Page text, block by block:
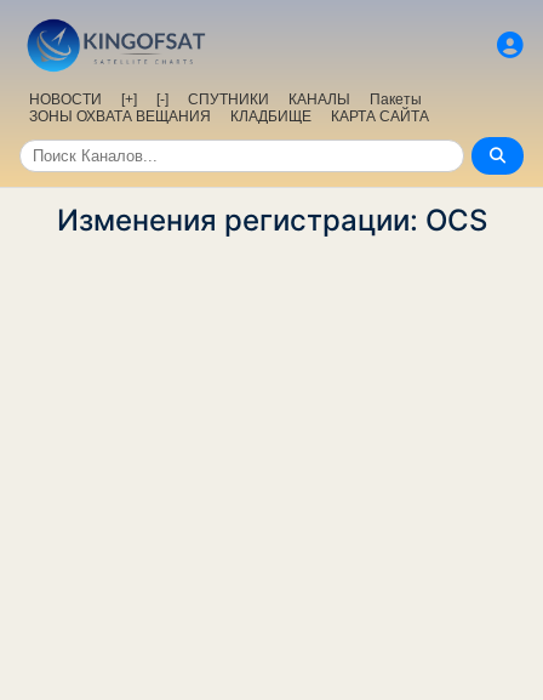
НОВОСТИ [+] [-] СПУТНИКИ КАНАЛЫ
Пакеты
ЗОНЫ ОХВАТА ВЕЩАНИЯ
КЛАДБИЩЕ КАРТА САЙТА
Изменения регистрации: OCS